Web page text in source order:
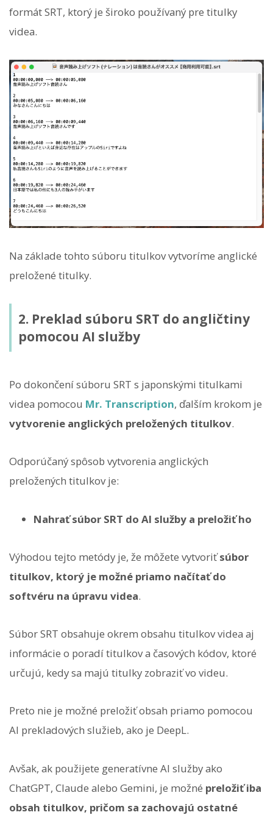
formát SRT, ktorý je široko používaný pre titulky
videa.
Na základe tohto súboru titulkov vytvoríme anglické
preložené titulky.
2. Preklad súboru SRT do angličtiny
pomocou AI služby
Po dokončení súboru SRT s japonskými titulkami
videa pomocou Mr. Transcription, ďalším krokom je
vytvorenie anglických preložených titulkov.
Odporúčaný spôsob vytvorenia anglických
preložených titulkov je:
Nahrať súbor SRT do AI služby a preložiť ho
Výhodou tejto metódy je, že môžete vytvoriťsúbor
titulkov, ktorý je možné priamo načítať do
softvéru na úpravu videa.
Súbor SRT obsahuje okrem obsahu titulkov videa aj
informácie o poradí titulkov a časových kódov, ktoré
určujú, kedy sa majú titulky zobraziť vo videu.
Preto nie je možné preložiť obsah priamo pomocou
AI prekladových služieb, ako je DeepL.
Avšak, ak použijete generatívne AI služby ako
ChatGPT, Claude alebo Gemini, je možné preložiť iba
obsah titulkov, pričom sa zachovajú ostatné